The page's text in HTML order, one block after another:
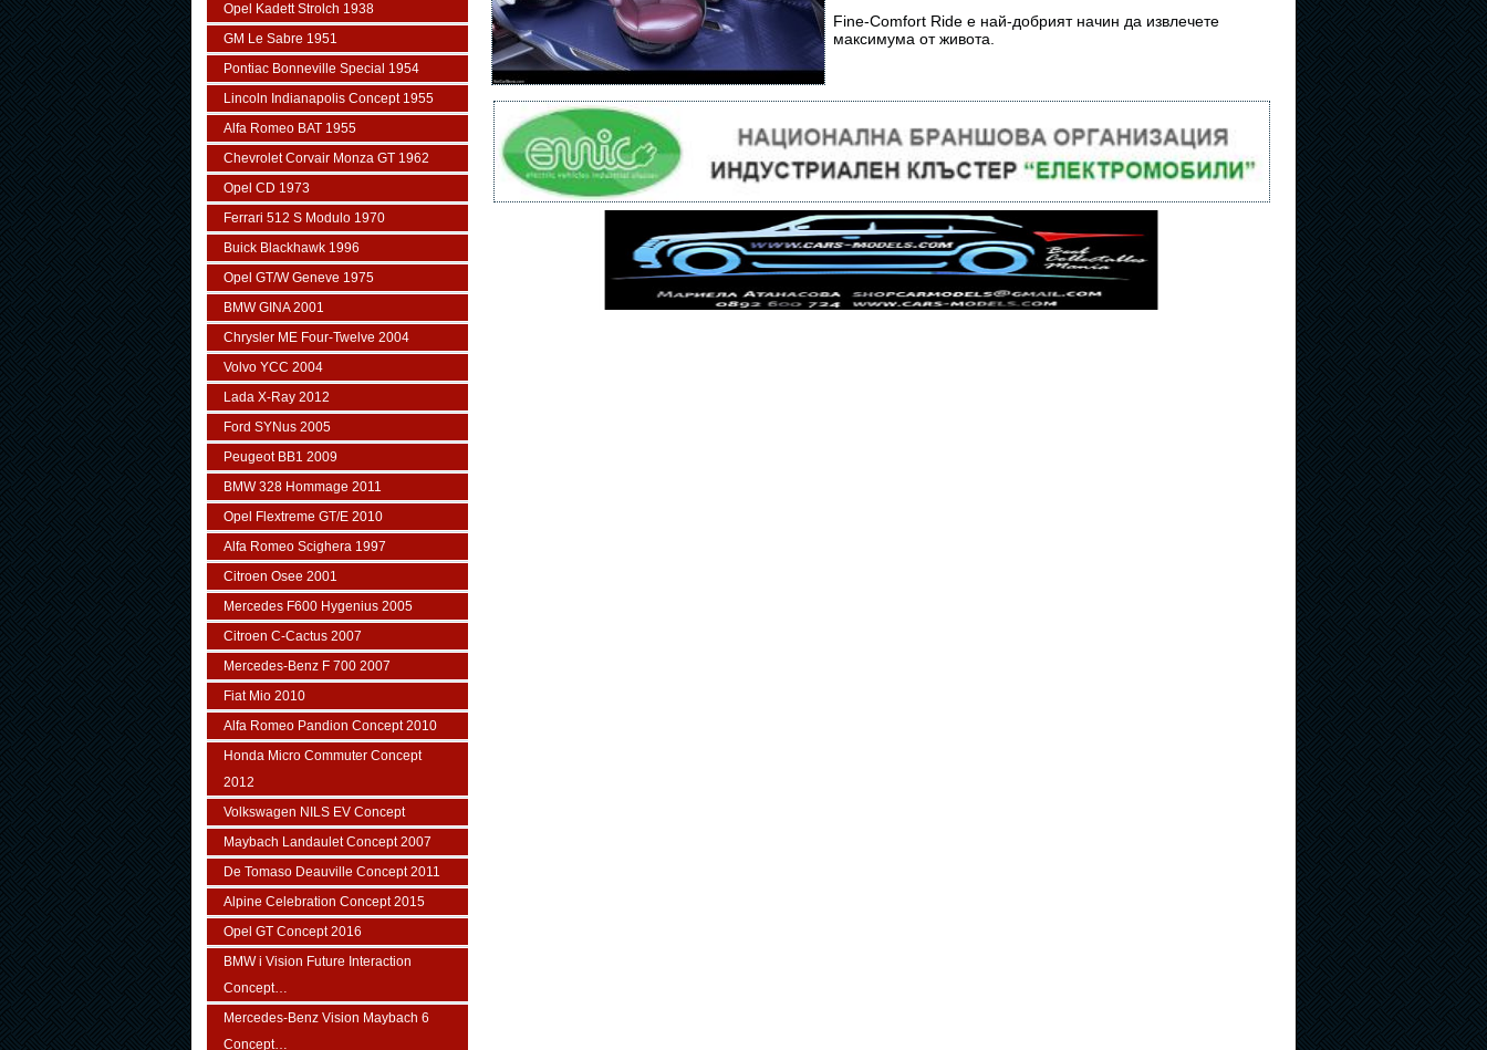
Opel Kadett Strolch 1938
GM Le Sabre 1951
Pontiac Bonneville Special 1954
Lincoln Indianapolis Concept 1955
Alfa Romeo BAT 1955
Chevrolet Corvair Monza GT 1962
Opel CD 1973
Ferrari 512 S Modulo 1970
Buick Blackhawk 1996
Opel GT/W Geneve 1975
BMW GINA 2001
Chrysler ME Four-Twelve 2004
Volvo YCC 2004
Lada X-Ray 2012
Ford SYNus 2005
Peugeot BB1 2009
BMW 328 Hommage 2011
Opel Flextreme GT/E 2010
Alfa Romeo Scighera 1997
Citroen Osee 2001
Mercedes F600 Hygenius 2005
Citroen C-Cactus 2007
Mercedes-Benz F 700 2007
Fiat Mio 2010
Alfa Romeo Pandion Concept 2010
Honda Micro Commuter Concept
2012
Volkswagen NILS EV Concept
Maybach Landaulet Concept 2007
De Tomaso Deauville Concept 2011
Alpine Celebration Concept 2015
Opel GT Concept 2016
BMW i Vision Future Interaction
Concept…
Mercedes-Benz Vision Maybach 6
Concept…
Fine-Comfort Ride е най-добрият начин да извлечете
максимума от живота.